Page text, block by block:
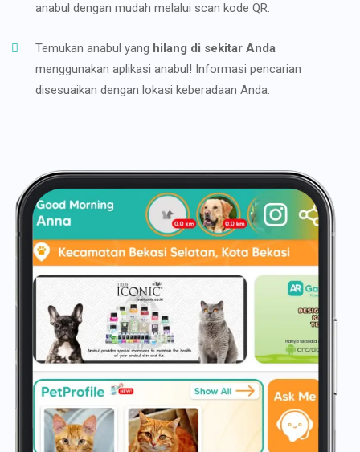
anabul dengan mudah melalui scan kode QR.
Temukan anabul yang hilang di sekitar Anda
menggunakan aplikasi anabul! Informasi pencarian
disesuaikan dengan lokasi keberadaan Anda.